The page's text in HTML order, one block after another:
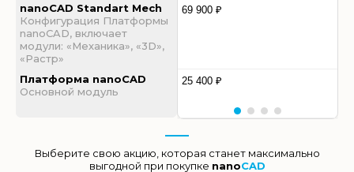
nanoCAD Standart Mech
Конфигурация Платформы
nanoCAD, включает
модули: «Механика», «3D»,
«Растр»
Платформа nanoCAD
Основной модуль
69 900 ₽
25 400 ₽
Выберите свою акцию, которая станет максимально
выгодной при покупке nanoCAD